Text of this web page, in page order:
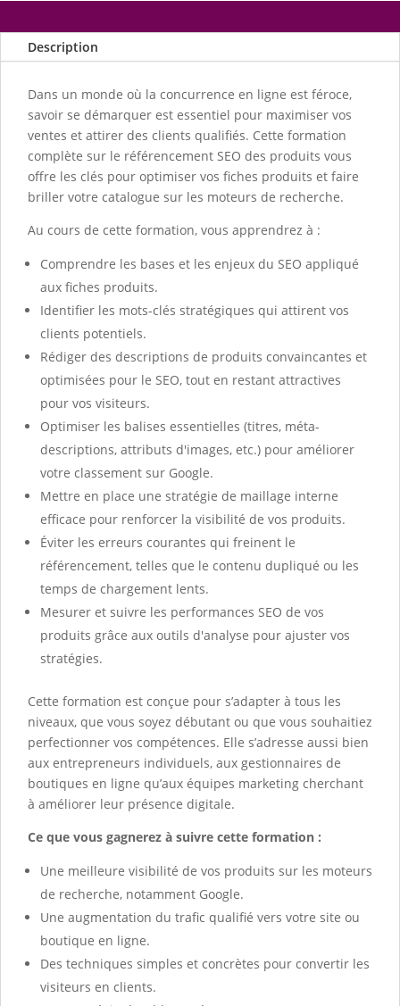
Description
Dans un monde où la concurrence en ligne est féroce,
savoir se démarquer est essentiel pour maximiser vos
ventes et attirer des clients qualifiés. Cette formation
complète sur le référencement SEO des produits vous
offre les clés pour optimiser vos fiches produits et faire
briller votre catalogue sur les moteurs de recherche.
Au cours de cette formation, vous apprendrez à :
Comprendre les bases et les enjeux du SEO appliqué
aux fiches produits.
Identifier les mots-clés stratégiques qui attirent vos
clients potentiels.
Rédiger des descriptions de produits convaincantes et
optimisées pour le SEO, tout en restant attractives
pour vos visiteurs.
Optimiser les balises essentielles (titres, méta-
descriptions, attributs d'images, etc.) pour améliorer
votre classement sur Google.
Mettre en place une stratégie de maillage interne
efficace pour renforcer la visibilité de vos produits.
Éviter les erreurs courantes qui freinent le
référencement, telles que le contenu dupliqué ou les
temps de chargement lents.
Mesurer et suivre les performances SEO de vos
produits grâce aux outils d'analyse pour ajuster vos
stratégies.
Cette formation est conçue pour s’adapter à tous les
niveaux, que vous soyez débutant ou que vous souhaitiez
perfectionner vos compétences. Elle s’adresse aussi bien
aux entrepreneurs individuels, aux gestionnaires de
boutiques en ligne qu’aux équipes marketing cherchant
à améliorer leur présence digitale.
Ce que vous gagnerez à suivre cette formation :
Une meilleure visibilité de vos produits sur les moteurs
de recherche, notamment Google.
Une augmentation du trafic qualifié vers votre site ou
boutique en ligne.
Des techniques simples et concrètes pour convertir les
visiteurs en clients.